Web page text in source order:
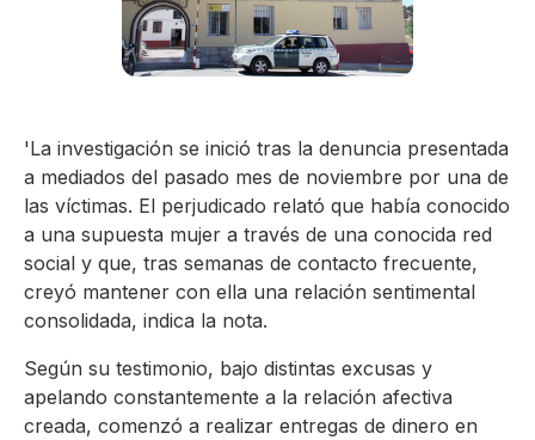
'La investigación se inició tras la denuncia presentada
a mediados del pasado mes de noviembre por una de
las víctimas. El perjudicado relató que había conocido
a una supuesta mujer a través de una conocida red
social y que, tras semanas de contacto frecuente,
creyó mantener con ella una relación sentimental
consolidada, indica la nota.
Según su testimonio, bajo distintas excusas y
apelando constantemente a la relación afectiva
creada, comenzó a realizar entregas de dinero en